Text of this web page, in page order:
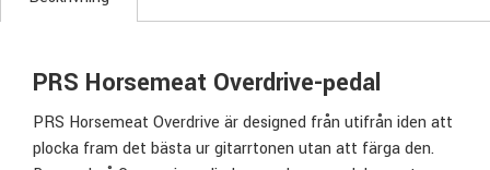
PRS Horsemeat Overdrive-pedal
PRS Horsemeat Overdrive är designed från utifrån iden att
plocka fram det bästa ur gitarrtonen utan att färga den.